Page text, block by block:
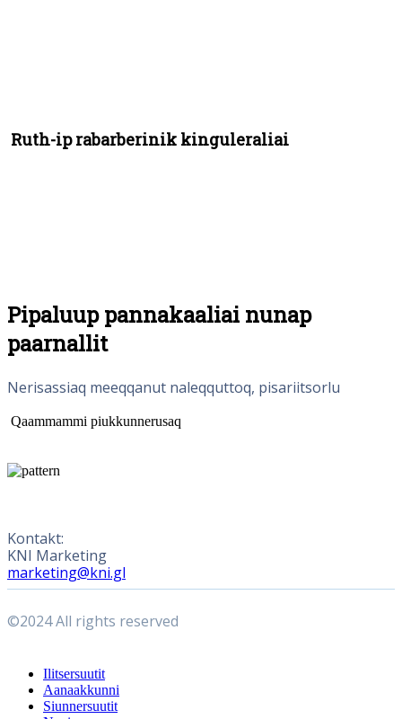
Ruth-ip rabarberinik kinguleraliai
Pipaluup pannakaaliai nunap
paarnallit
Nerisassiaq meeqqanut naleqquttoq, pisariitsorlu
Qaammammi piukkunnerusaq
Kontakt:
KNI Marketing
marketing@kni.gl
©2024 All rights reserved
Close
Menu
Ilitsersuutit
Aanaakkunni
Siunnersuutit